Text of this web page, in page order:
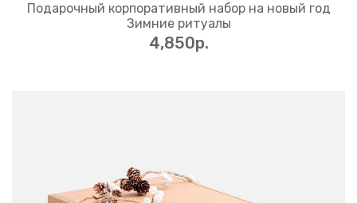
Подарочный корпоративный набор на новый год
Зимние ритуалы
4,850p.